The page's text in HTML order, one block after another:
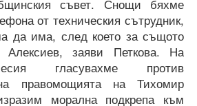
съвет. Снощи бяхме
от техническия сътрудник,
да има, след което за същото
заяви Петкова. На
гласувахме против
на правомощията на Тихомир
морална подкрепа към